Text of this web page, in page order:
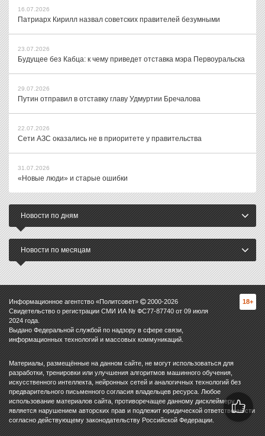
16.07.2026
Патриарх Кирилл назвал советских правителей безумными
23.07.2026
Будущее без Кабца: к чему приведет отставка мэра Первоуральска
29.07.2026
Путин отправил в отставку главу Удмуртии Бречалова
22.07.2026
Сети АЗС оказались не в приоритете у правительства
31.07.2026
«Новые люди» и старые ошибки
Новости по дням
Новости по месяцам
Информационное агентство «Политсовет» 2000-2026
Свидетельство о регистрации СМИ ИА № ФС77-87740 от 09 июля
2024 года.
Выдано Федеральной службой по надзору в сфере связи,
информационных технологий и массовых коммуникаций.
18+
Материалы, размещённые на данном сайте, не могут использоваться для
разработки, тренировки или улучшения алгоритмов машинного обучения,
искусственного интеллекта, нейронных сетей и аналогичных технологий без
предварительного письменного согласия владельцев ресурса. Любое
использование материалов сайта, противоречащее данному дисклеймеру,
является нарушением авторских прав и подлежит юридической ответственности
согласно действующему законодательству Российской Федерации.